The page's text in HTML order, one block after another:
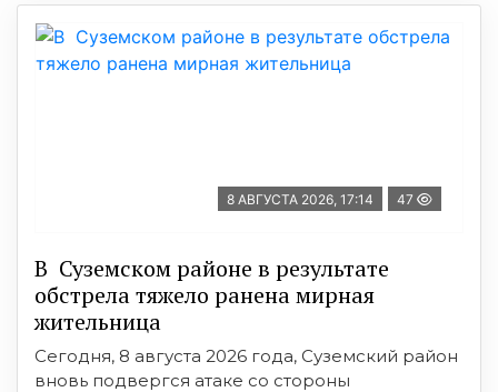
8 АВГУСТА 2026, 17:14 47
В Суземском районе в результате
обстрела тяжело ранена мирная
жительница
Сегодня, 8 августа 2026 года, Суземский район
вновь подвергся атаке со стороны